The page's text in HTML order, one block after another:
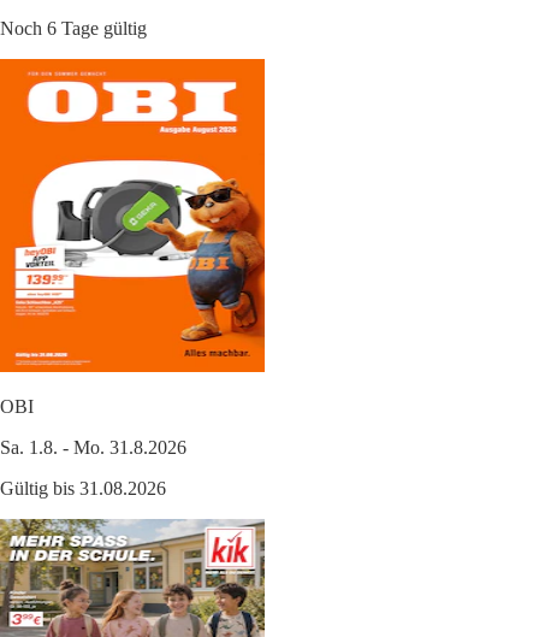
Noch 6 Tage gültig
OBI
Sa. 1.8. - Mo. 31.8.2026
Gültig bis 31.08.2026